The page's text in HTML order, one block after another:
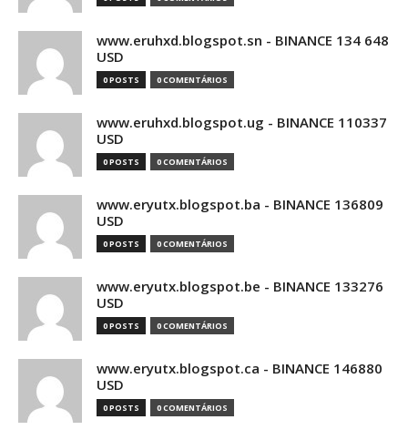
www.eruhxd.blogspot.sn - BINANCE 134 648
USD
0 POSTS 0 COMENTÁRIOS
www.eruhxd.blogspot.ug - BINANCE 110337
USD
0 POSTS 0 COMENTÁRIOS
www.eryutx.blogspot.ba - BINANCE 136809
USD
0 POSTS 0 COMENTÁRIOS
www.eryutx.blogspot.be - BINANCE 133276
USD
0 POSTS 0 COMENTÁRIOS
www.eryutx.blogspot.ca - BINANCE 146880
USD
0 POSTS 0 COMENTÁRIOS